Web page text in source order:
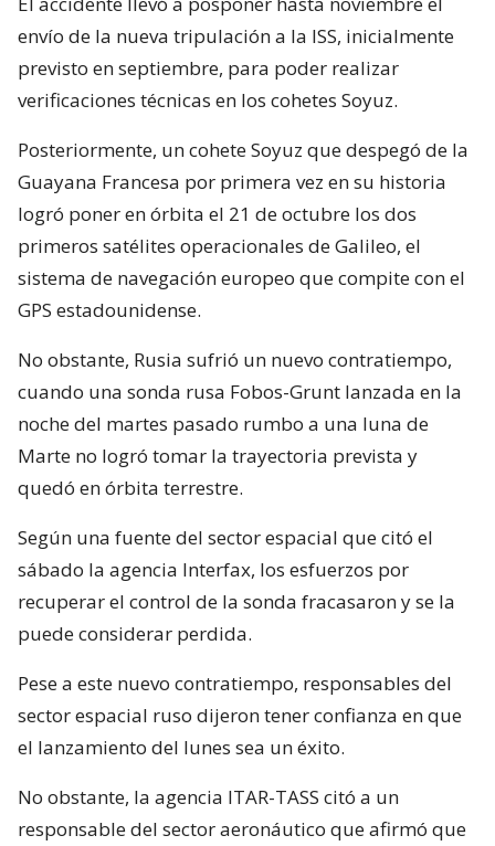
envío de la nueva tripulación a la ISS, inicialmente
previsto en septiembre, para poder realizar
verificaciones técnicas en los cohetes Soyuz.
Posteriormente, un cohete Soyuz que despegó de la
Guayana Francesa por primera vez en su historia
logró poner en órbita el 21 de octubre los dos
primeros satélites operacionales de Galileo, el
sistema de navegación europeo que compite con el
GPS estadounidense.
No obstante, Rusia sufrió un nuevo contratiempo,
cuando una sonda rusa Fobos-Grunt lanzada en la
noche del martes pasado rumbo a una luna de
Marte no logró tomar la trayectoria prevista y
quedó en órbita terrestre.
Según una fuente del sector espacial que citó el
sábado la agencia Interfax, los esfuerzos por
recuperar el control de la sonda fracasaron y se la
puede considerar perdida.
Pese a este nuevo contratiempo, responsables del
sector espacial ruso dijeron tener confianza en que
el lanzamiento del lunes sea un éxito.
No obstante, la agencia ITAR-TASS citó a un
responsable del sector aeronáutico que afirmó que